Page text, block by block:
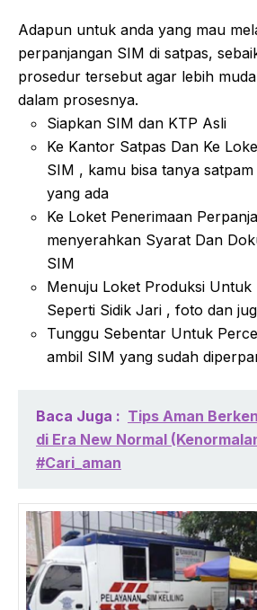
Adapun untuk anda yang mau
perpanjangan SIM di satpas,
prosedur tersebut agar lebih
dalam prosesnya.
Siapkan SIM dan KTP Asli
Ke Kantor Satpas Dan Ke
SIM , kamu bisa tanya
yang ada
Ke Loket Penerimaan
menyerahkan Syarat Dan
SIM
Menuju Loket Produksi Untuk
Seperti Sidik Jari , foto dan
Tunggu Sebentar Untuk
ambil SIM yang sudah
Baca Juga : Tips Aman
di Era New Normal
#Cari_aman